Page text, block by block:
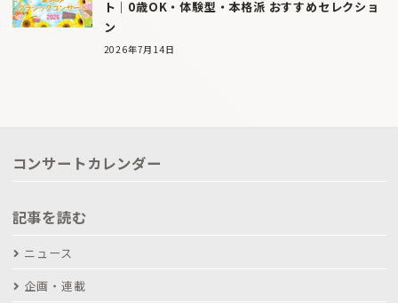
ト｜0歳OK・体験型・本格派 おすすめセレクショ
ン
2026年7月14日
コンサートカレンダー
記事を読む
ニュース
企画・連載